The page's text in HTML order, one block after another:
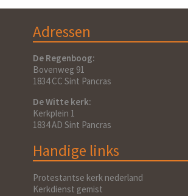
Adressen
De Regenboog:
Bovenweg 91
1834 CC Sint Pancras
De Witte kerk:
Kerkplein 1
1834 AD Sint Pancras
Handige links
Protestantse kerk nederland
Kerkdienst gemist